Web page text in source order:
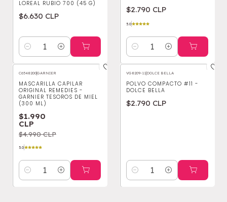
LOREAL RUBIO 700 (45 G)
$6.630 CLP
Cantidad
$2.790 CLP
5.0
Cantidad
-60%OFF
C6548200|GARNIER
MASCARILLA CAPILAR
ORIGINAL REMEDIES -
GARNIER TESOROS DE MIEL
(300 ML)
$1.990
CLP
$4.990 CLP
5.0
Cantidad
VG8209-11|DOLCE BELLA
POLVO COMPACTO #11 -
DOLCE BELLA
$2.790 CLP
Cantidad